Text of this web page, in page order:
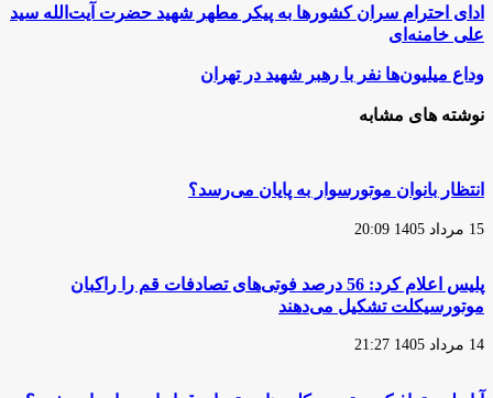
ادای
احترام
سران
کشورها
به
مطهر
آیت‌الله
سید
خامنه‌ای
ادای احترام سران کشورها به پیکر مطهر شهید حضرت آیت‌الله سید
علی خامنه‌ای
وداع
نفر
با
در
تهران
وداع میلیون‌ها نفر با رهبر شهید در تهران
نوشته های مشابه
انتظار بانوان موتورسوار به پایان می‌رسد؟
15 مرداد 1405 20:09
پلیس اعلام کرد: 56 درصد فوتی‌های تصادفات قم را راکبان
موتورسیکلت تشکیل می‌دهند
14 مرداد 1405 21:27